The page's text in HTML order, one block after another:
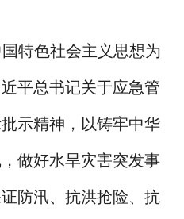
特色社会主义思想为
平总书记关于应急管
示精神，以铸牢中华
做好水旱灾害突发事
防汛、抗洪抢险、抗